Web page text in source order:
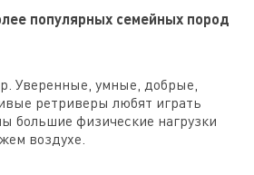
популярных семейных пород
Уверенные, умные, добрые,
ретриверы любят играть
большие физические нагрузки
воздухе.